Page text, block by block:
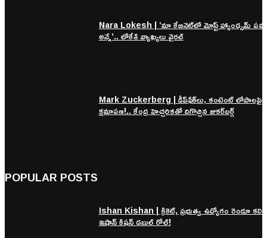
Nara Lokesh | ‘మా కేబినెట్‌లో మోస్ట్ హ్యాండ్సమ్
అన్నే’.. లోకేశ్ వ్యాఖ్యలు వైరల్
Mark Zuckerberg | డీప్‌ఫేక్‌లు, కంటెంట్
క్షమాపణ!.. కేంద్ర హెచ్చరికతో దిగొచ్చిన జుకర్‌బర్గ్
POPULAR POSTS
Ishan Kishan | క్రికెట్, ప్రభుత్వ ఉద్యోగం రెండూ
ఇషాన్ కిషన్ డబుల్ రోల్!